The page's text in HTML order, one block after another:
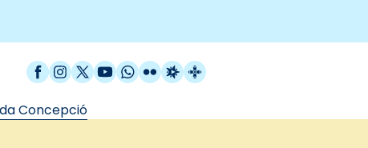
Facebook
Instagram
X / Twitter
YouTube
WhatsApp
FlickrRadio Estel
Catalunya Cristiana
Concepció